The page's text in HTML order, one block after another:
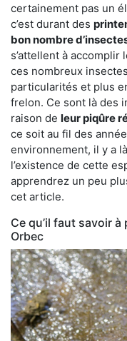
certainement pas un
c’est durant des
bon nombre
s’attellent à
ces nombreux
particularités et plus
frelon. Ce sont là des
raison de leur piqûre
ce soit au fil des
environnement, il y a
l’existence de cette
apprendrez un peu
cet article.
Ce qu’il faut savoir
Orbec